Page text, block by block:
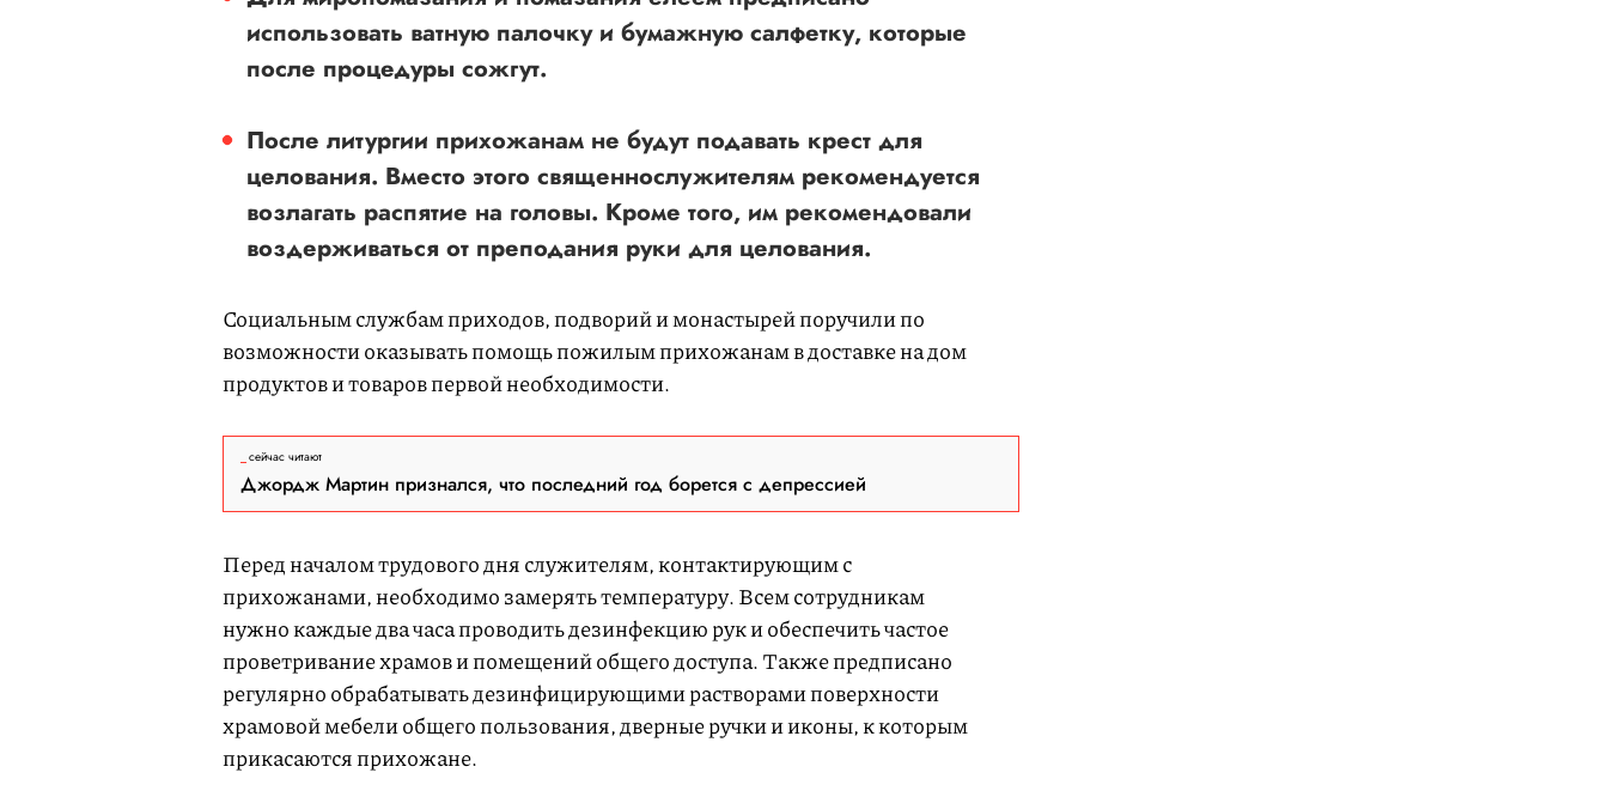
использовать ватную палочку и бумажную салфетку, которые
после процедуры сожгут.
После литургии прихожанам не будут подавать крест для
целования. Вместо этого священнослужителям рекомендуется
возлагать распятие на головы. Кроме того, им рекомендовали
воздерживаться от преподания руки для целования.
Социальным службам приходов, подворий и монастырей поручили по
возможности оказывать помощь пожилым прихожанам в доставке на дом
продуктов и товаров первой необходимости.
сейчас читают
Джордж Мартин признался, что последний год борется с депрессией
Перед началом трудового дня служителям, контактирующим с
прихожанами, необходимо замерять температуру. Всем сотрудникам
нужно каждые два часа проводить дезинфекцию рук и обеспечить частое
проветривание храмов и помещений общего доступа. Также предписано
регулярно обрабатывать дезинфицирующими растворами поверхности
храмовой мебели общего пользования, дверные ручки и иконы, к которым
прикасаются прихожане.